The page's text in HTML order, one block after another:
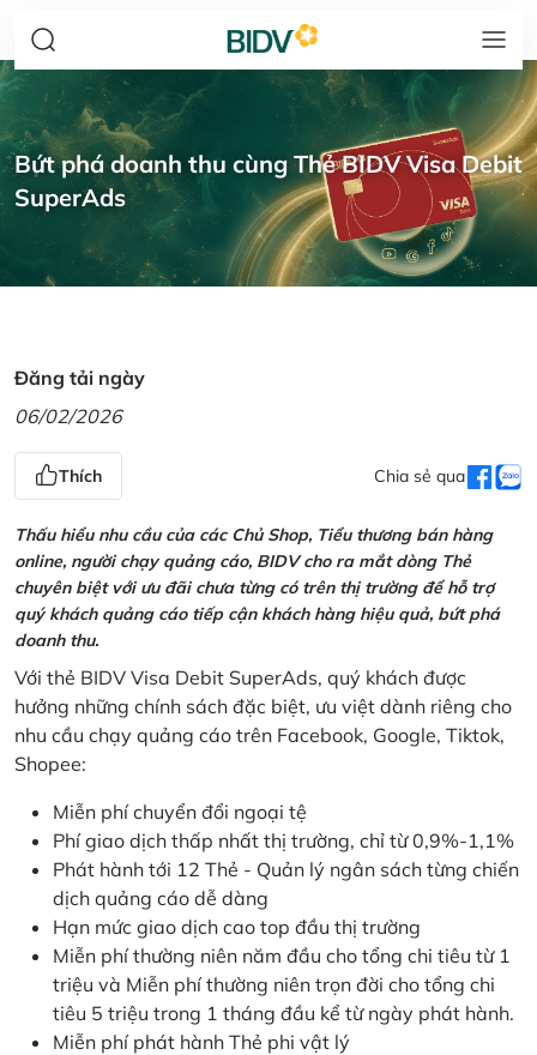
Bứt phá doanh thu cùng Thẻ BIDV Visa Debit
SuperAds
Đăng tải ngày
06/02/2026
Thích Chia sẻ qua
Thấu hiểu nhu cầu của các Chủ Shop, Tiểu thương bán hàng
online, người chạy quảng cáo, BIDV cho ra mắt dòng Thẻ
chuyên biệt với ưu đãi chưa từng có trên thị trường để hỗ trợ
quý khách quảng cáo tiếp cận khách hàng hiệu quả, bứt phá
doanh thu.
Với thẻ BIDV Visa Debit SuperAds, quý khách được
hưởng những chính sách đặc biệt, ưu việt dành riêng cho
nhu cầu chạy quảng cáo trên Facebook, Google, Tiktok,
Shopee:
Miễn phí chuyển đổi ngoại tệ
Phí giao dịch thấp nhất thị trường, chỉ từ 0,9%-1,1%
Phát hành tới 12 Thẻ - Quản lý ngân sách từng chiến
dịch quảng cáo dễ dàng
Hạn mức giao dịch cao top đầu thị trường
Miễn phí thường niên năm đầu cho tổng chi tiêu từ 1
triệu và Miễn phí thường niên trọn đời cho tổng chi
tiêu 5 triệu trong 1 tháng đầu kể từ ngày phát hành.
Miễn phí phát hành Thẻ phi vật lý